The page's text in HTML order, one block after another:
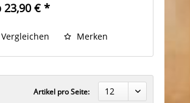
23,90 € *
Vergleichen Merken
Artikel pro Seite: